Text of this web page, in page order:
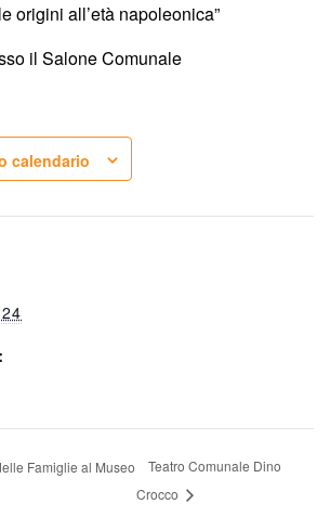
origini all’età napoleonica”
il Salone Comunale
calendario
Famiglie al Museo
Teatro Comunale Dino
Crocco